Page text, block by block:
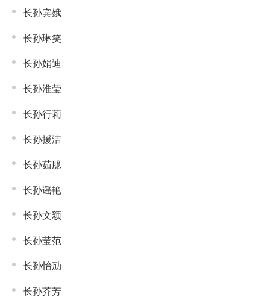
长孙宾娥
长孙琳笑
长孙娟迪
长孙淮莹
长孙行莉
长孙援洁
长孙茹臆
长孙谣艳
长孙文颖
长孙莹范
长孙怡劢
长孙芥芳